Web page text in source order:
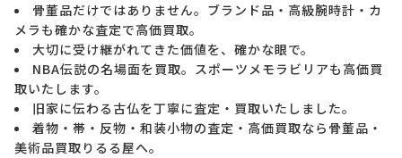
骨董品だけではありません。ブランド品・高級腕時計・カ
メラも確かな査定で高価買取。
大切に受け継がれてきた価値を、確かな眼で。
NBA伝説の名場面を買取。スポーツメモラビリアも高価買
取いたします。
旧家に伝わる古仏を丁寧に査定・買取いたしました。
着物・帯・反物・和装小物の査定・高価買取なら骨董品・
美術品買取りるる屋へ。